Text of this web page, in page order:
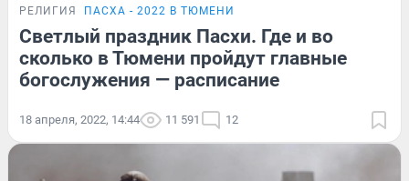
РЕЛИГИЯ ПАСХА - 2022 В ТЮМЕНИ
Светлый праздник Пасхи. Где и во
сколько в Тюмени пройдут главные
богослужения — расписание
18 апреля, 2022, 14:44 11 591 12